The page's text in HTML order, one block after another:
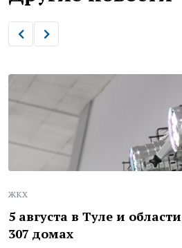
ЖКХ
5 августа в Туле и
307 домах